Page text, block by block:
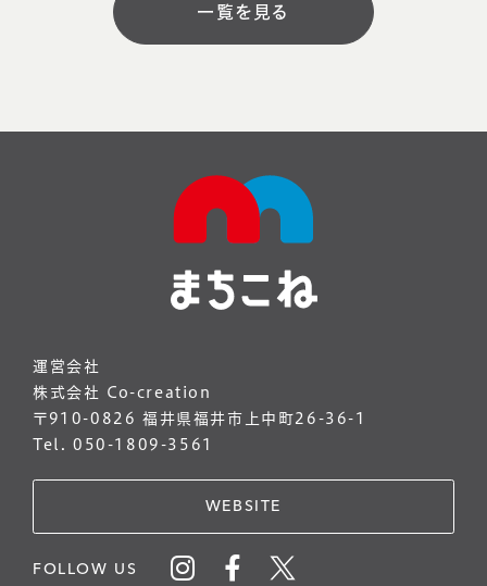
一覧を見る
運営会社
株式会社 Co-creation
〒910-0826 福井県福井市上中町26-36-1
Tel. 050-1809-3561
WEBSITE
FOLLOW US